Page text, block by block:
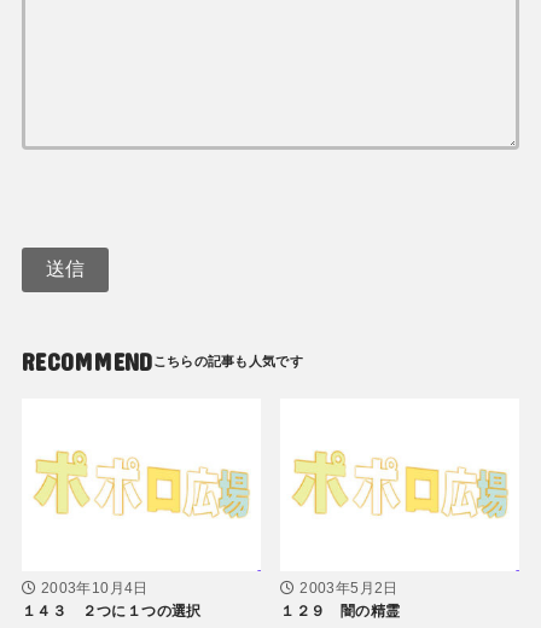
RECOMMEND
2003年10月4日
１４３ ２つに１つの選択
2003年5月2日
１２９ 闇の精霊